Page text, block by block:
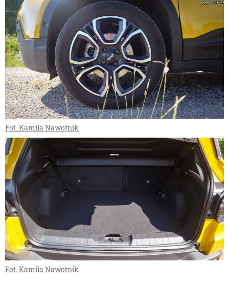
Fot. Kamila Nawotnik
Fot. Kamila Nawotnik